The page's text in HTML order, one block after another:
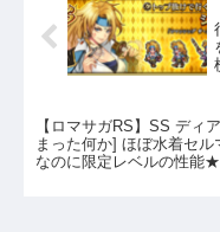
【ロマサガRS】SS ディ
まった何か] ほぼ水着セル
なのに限定レベルの性能★